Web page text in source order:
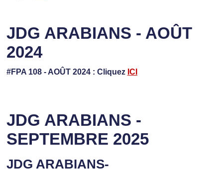
JDG ARABIANS - AOÛT
2024
#FPA 108 - AOÛT 2024 : Cliquez ICI
JDG ARABIANS -
SEPTEMBRE 2025
JDG ARABIANS-